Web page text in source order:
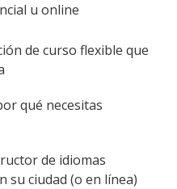
u online
de curso flexible que
qué necesitas
de idiomas
su ciudad (o en línea)